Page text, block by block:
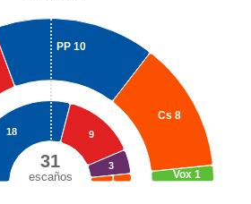
31
escaños
PP 10
Cs 8
Vox 1
18 9
3
1